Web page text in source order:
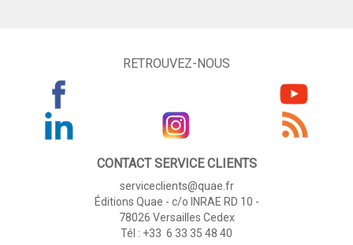
RETROUVEZ-NOUS
CONTACT SERVICE CLIENTS
serviceclients@quae.fr
Éditions Quae - c/o INRAE RD 10 -
78026 Versailles Cedex
Tél : +33 6 33 35 48 40